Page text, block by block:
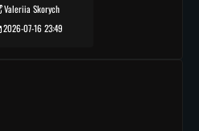
Valeriia Skorych
2026-07-16 23:49